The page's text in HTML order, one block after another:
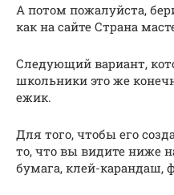
А потом пожалуйста,
как на сайте Страна
Следующий вариант,
школьники это же
ежик.
Для того, чтобы его
то, что вы видите ниже
бумага, клей-карандаш,